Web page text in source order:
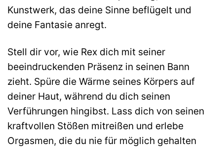
Kunstwerk, das deine Sinne beflügelt und
deine Fantasie anregt.
Stell dir vor, wie Rex dich mit seiner
beeindruckenden Präsenz in seinen Bann
zieht. Spüre die Wärme seines Körpers auf
deiner Haut, während du dich seinen
Verführungen hingibst. Lass dich von seinen
kraftvollen Stößen mitreißen und erlebe
Orgasmen, die du nie für möglich gehalten